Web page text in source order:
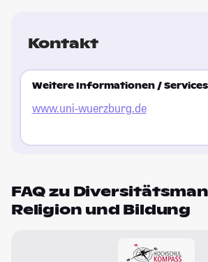
Kontakt
Weitere Informationen / Services
www.uni-wuerzburg.de
FAQ zu
Religion und Bildung